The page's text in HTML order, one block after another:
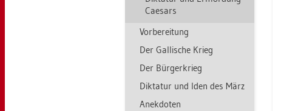
Cae­sars
Vor­be­rei­tung
Der Gal­li­sche Krieg
Der Bür­ger­krieg
Dik­ta­tur und Iden des März
An­ek­do­ten